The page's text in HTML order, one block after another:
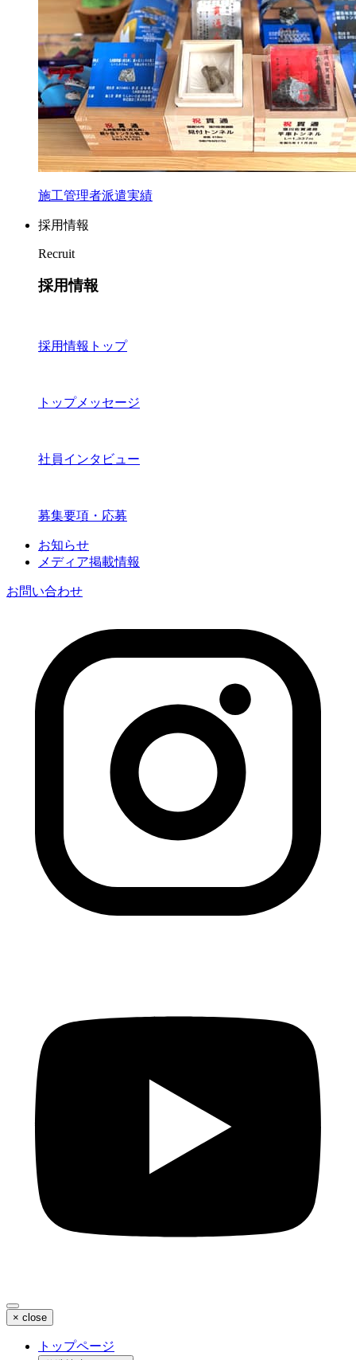
施工管理者派遣実績
採用情報
Recruit
採用情報
採用情報トップ
トップメッセージ
社員インタビュー
募集要項・応募
お知らせ
メディア掲載情報
お問い合わせ
× close
トップページ